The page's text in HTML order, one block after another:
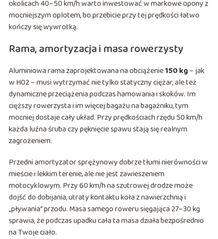
okolicach 40–50 km/h warto inwestować w markowe opony z
mocniejszym oplotem, bo przebicie przy tej prędkości łatwo
kończy się wywrotką.
Rama, amortyzacja i masa rowerzysty
Aluminiowa rama zaprojektowana na obciążenie150 kg– jak
w H02 – musi wytrzymać nie tylko statyczny ciężar, ale też
dynamiczne przeciążenia podczas hamowania i skoków. Im
cięższy rowerzysta i im więcej bagażu na bagażniku, tym
mocniej dostaje cały układ. Przy prędkościach rzędu 50 km/h
każda luźna śruba czy pęknięcie spawu stają się realnym
zagrożeniem.
Przedni amortyzator sprężynowy dobrze tłumi nierówności w
mieście i lekkim terenie, ale nie jest zawieszeniem
motocyklowym. Przy 60 km/h na szutrowej drodze może
dojść do dobijania, utraty kontaktu koła z nawierzchnią i
„pływania” przodu. Masa samego roweru sięgająca 27–30 kg
sprawia, że podczas upadku cała ta masa działa bezpośrednio
na Twoje ciało.